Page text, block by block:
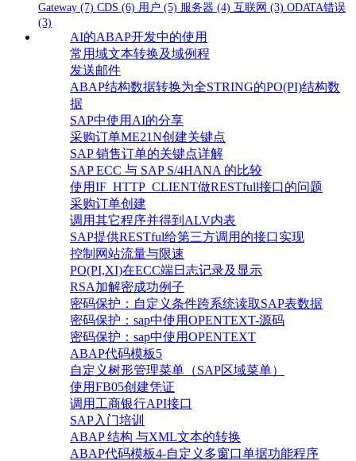
Gateway (7) CDS (6) 用户 (5) 服务器 (4) 互联网 (3) ODATA错误
(3)
AI的ABAP开发中的使用
常用域文本转换及域例程
发送邮件
ABAP结构数据转换为全STRING的PO(PI)结构数
据
SAP中使用AI的分享
采购订单ME21N创建关键点
SAP 销售订单的关键点详解
SAP ECC 与 SAP S/4HANA 的比较
使用IF_HTTP_CLIENT做RESTfull接口的问题
采购订单创建
调用其它程序并得到ALV内表
SAP提供RESTful给第三方调用的接口实现
控制网站流量与限速
PO(PI,XI)在ECC端日志记录及显示
RSA加解密成功例子
密码保护：自定义条件跨系统读取SAP表数据
密码保护：sap中使用OPENTEXT-源码
密码保护：sap中使用OPENTEXT
ABAP代码模板5
自定义树形管理菜单（SAP区域菜单）
使用FB05创建凭证
调用工商银行API接口
SAP入门培训
ABAP 结构 与XML文本的转换
ABAP代码模板4-自定义多窗口单据功能程序